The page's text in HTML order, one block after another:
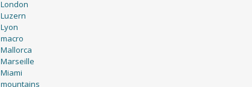
London
Luzern
Lyon
macro
Mallorca
Marseille
Miami
mountains